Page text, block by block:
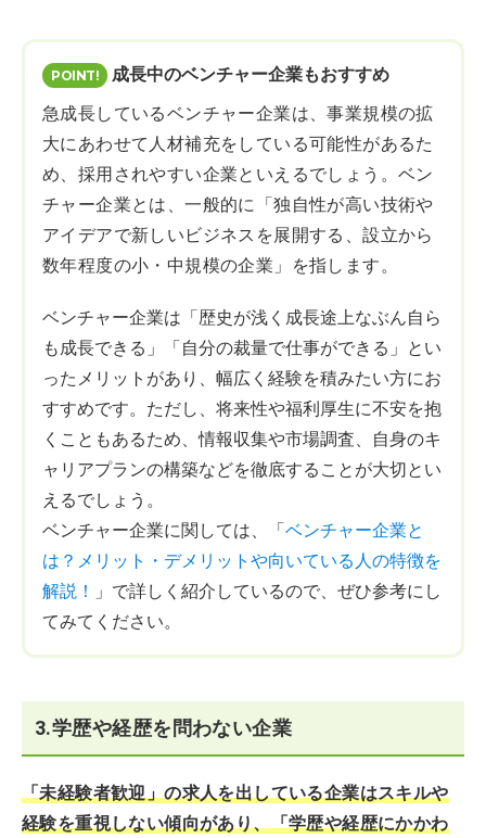
成長中のベンチャー企業もおすすめ
急成長しているベンチャー企業は、事業規模の拡
大にあわせて人材補充をしている可能性があるた
め、採用されやすい企業といえるでしょう。ベン
チャー企業とは、一般的に「独自性が高い技術や
アイデアで新しいビジネスを展開する、設立から
数年程度の小・中規模の企業」を指します。
ベンチャー企業は「歴史が浅く成長途上なぶん自ら
も成長できる」「自分の裁量で仕事ができる」とい
ったメリットがあり、幅広く経験を積みたい方にお
すすめです。ただし、将来性や福利厚生に不安を抱
くこともあるため、情報収集や市場調査、自身のキ
ャリアプランの構築などを徹底することが大切とい
えるでしょう。
ベンチャー企業に関しては、「 ベンチャー企業と
は？メリット・デメリットや向いている人の特徴を
解説！
」で詳しく紹介しているので、ぜひ参考にし
てみてください。
3.学歴や経歴を問わない企業
「未経験者歓迎」の求人を出している企業はスキルや
経験を重視しない傾向があり、「学歴や経歴にかかわ